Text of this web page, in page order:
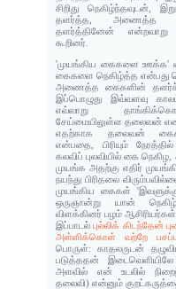
சிறிது நெகிழ்ந்தவுடன்,
தளர்த்த, அணைத்த
தளர்த்தினேன்
கூறினர்.
'முயங்கிய கைகளை ஊக்க'
கைகளை நெகிழ்த்த என்பது
அணைத்த கைகளின்
இப்பொழுது இவ்வளவு
எவ்வாறு
சேய்மையிலுள்ள தலைவன்
எதற்காக தலைவன்
என்பதை, பிரியும்
கலவிப் புலவியில் கை
முயங்க அதற்கு எதிர்
நயந்து பிரிதலை
முயங்கிய கைகள்
ஒருஞான்று யான்
விளக்கினர் பழம்
இப்பாடல்புல்லிக் கிடந்தேன்
அள்ளிக்கொள் வற்றே
பொருள்: காதலருடன்
படுத்ததன்
அளவில் என் உடலில்
தலைவி) என்னும்